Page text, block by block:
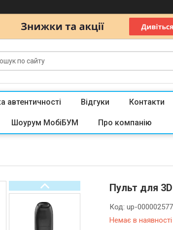
автентичності Відгуки Контакти
Шоурум МобіБУМ Про компанію
Пульт для
Немає в наявності
Код:up-